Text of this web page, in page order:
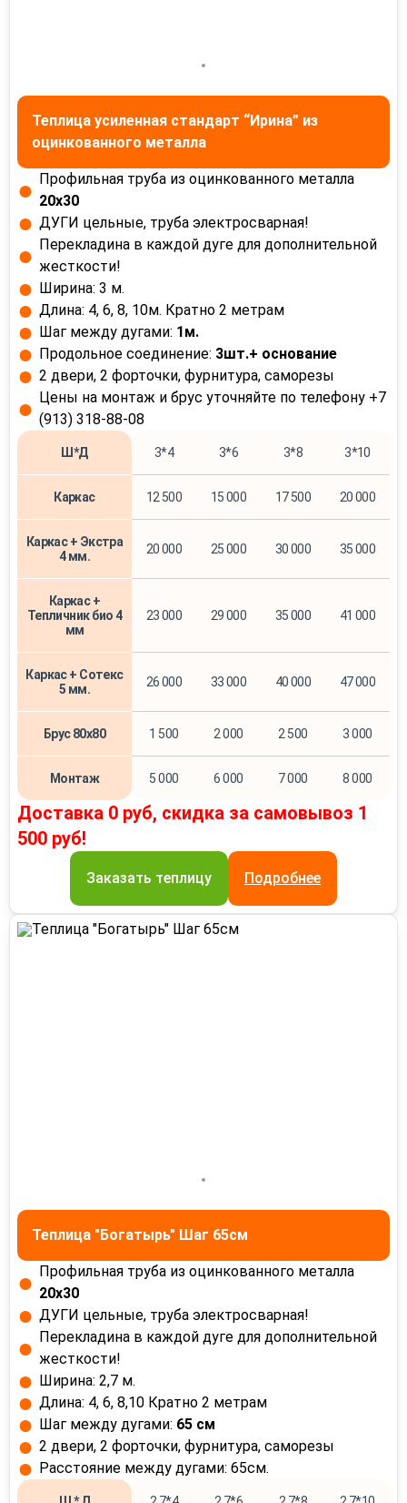
Теплица усиленная стандарт “Ирина” из
оцинкованного металла
Профильная труба из оцинкованного металла
20х30
ДУГИ цельные, труба электросварная!
Перекладина в каждой дуге для дополнительной
жесткости!
Ширина: 3 м.
Длина: 4, 6, 8, 10м. Кратно 2 метрам
Шаг между дугами: 1м.
Продольное соединение: 3шт.+ основание
2 двери, 2 форточки, фурнитура, саморезы
Цены на монтаж и брус уточняйте по телефону +7
(913) 318-88-08
Ш*Д 3*4 3*6 3*8 3*10
Каркас 12 500 15 000 17 500 20 000
Каркас + Экстра
4 мм.
20 000 25 000 30 000 35 000
Каркас +
Тепличник био 4
мм
23 000 29 000 35 000 41 000
Каркас + Сотекс
5 мм.
26 000 33 000 40 000 47 000
Брус 80х80 1 500 2 000 2 500 3 000
Монтаж 5 000 6 000 7 000 8 000
Доставка 0 руб, скидка за самовывоз 1
500 руб!
Заказать теплицу Подробнее
Теплица "Богатырь" Шаг 65см
Профильная труба из оцинкованного металла
20х30
ДУГИ цельные, труба электросварная!
Перекладина в каждой дуге для дополнительной
жесткости!
Ширина: 2,7 м.
Длина: 4, 6, 8,10 Кратно 2 метрам
Шаг между дугами: 65 см
2 двери, 2 форточки, фурнитура, саморезы
Расстояние между дугами: 65см.